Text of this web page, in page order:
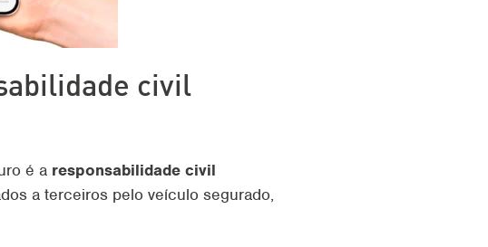
civil
é a responsabilidade civil
a terceiros pelo veículo segurado,